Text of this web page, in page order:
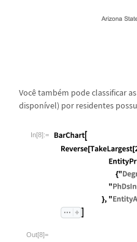
Vocêtambém pode classificar
disponível) por residentes
In[8]:=
Out[8]=